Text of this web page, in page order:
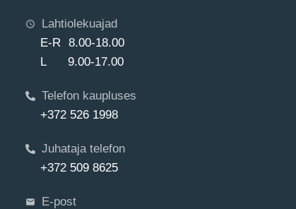
Lahtiolekuajad
E-R 8.00-18.00
L 9.00-17.00
Telefon kaupluses
+372 526 1998
Juhataja telefon
+372 509 8625
E-post